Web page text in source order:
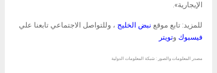
الإيجارية».
للمزيد: تابع موقع نبض الخليج ، وللتواصل الاجتماعي تابعنا علي
فيسبوك وتويتر
مصدر المعلومات والصور : شبكة المعلومات الدولية